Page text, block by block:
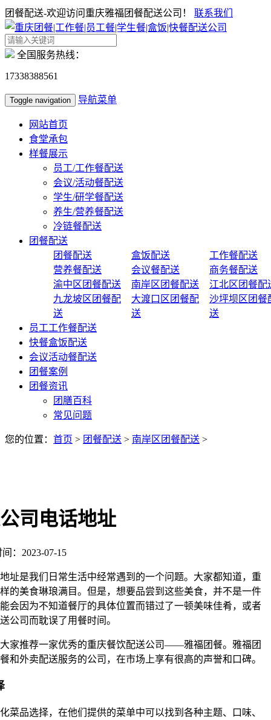
团餐配送-欢迎访问重庆雅福团餐配送公司！ 联系我们
全国服务热线：
17338388561
Toggle navigation 导航菜单
网站首页
食堂承包
样餐展示
员工/工作餐配送
会议/活动餐配送
学生/研学餐配送
养生/营养餐配送
冷链餐配送
团餐配送
团餐配送
盒饭配送
工作餐配送
营养餐配送
会议餐配送
商务餐配送
渝中区团餐配送
南岸区团餐配送
江北区团餐配
九龙坡区团餐配
送
大渡口区团餐配
送
沙坪坝区团餐
送
员工工作餐配送
快餐盒饭配送
会议活动餐配送
团餐案例
团餐资讯
团膳百科
常见问题
您的位置： 首页 > 团餐配送 > 南岸区团餐配送 >
司电话地址
：2023-07-15
址是我们日常生活中经常遇到的一个问题。大家都知道，重
的美食琳琅满目。但是，想要品尝到这些美食，并不是一件
会因为不知道餐厅的具体位置而错过了一顿美味佳肴，或者
公司而耽误了用餐时间。
家推荐一家优秀的重庆餐饮配送公司——雅福团餐。雅福团
和外卖配送服务的公司，在市场上享有很高的声誉和口碑。
菜品选择，在他们提供的菜单中可以找到各种主题、口味、